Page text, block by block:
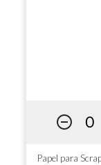
Papel para